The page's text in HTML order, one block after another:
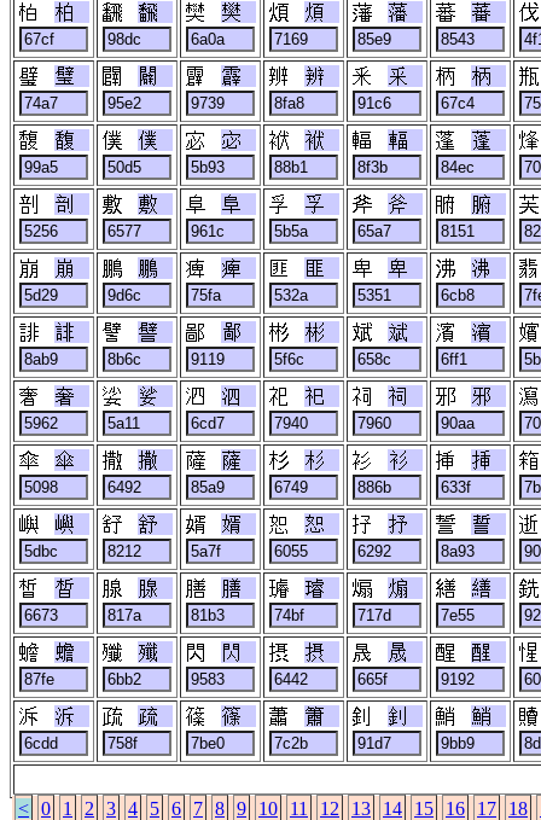
柏 飜 樊 煩 藩 蕃
璧 闢 霹 辨 釆 柄
馥 僕 宓 袱 輻 蓬
剖 敷 阜 孚 斧 腑
崩 鵬 痺 匪 卑 沸
誹 譬 鄙 彬 斌 濱
奢 娑 泗 祀 祠 邪
傘 撒 薩 杉 衫 挿
嶼 舒 婿 恕 抒 誓
晳 腺 膳 璿 煽 繕
蟾 殲 閃 摂 晟 醒
泝 疏 篠 簫 釗 鮹
< 0 1 2 3 4 5 6 7 8 9 10 11 12 13 14 15 16 17 18